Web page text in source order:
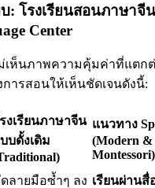
: โรงเรียนสอนภาษาจี
Center
ห็นภาพความคุ้มค่าที่แตกต่
การสอนให้เห็นชัดเจนดังนี้:
งเรียนภาษาจีน
บดั้งเดิม
แนวทาง
(Modern &
Montessori)
ลายมือซ้ำๆ ลง เรียนผ่านสื่